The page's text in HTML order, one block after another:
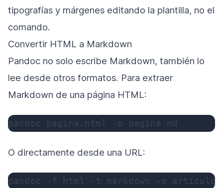
tipografías y márgenes editando la plantilla, no el
comando.
Convertir HTML a Markdown
Pandoc no solo escribe Markdown, también lo
lee desde otros formatos. Para extraer
Markdown de una página HTML:
pandoc pagina.html -o pagina.md
O directamente desde una URL:
pandoc -f html -t markdown -o